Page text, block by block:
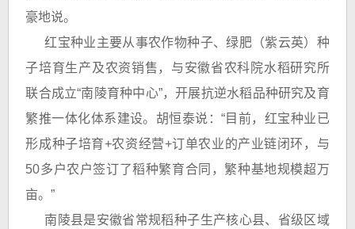
豪地说。
红宝种业主要从事农作物种子、绿肥（紫云英）种
子培育生产及农资销售，与安徽省农科院水稻研究所
联合成立“南陵育种中心”，开展抗逆水稻品种研究及育
繁推一体化体系建设。胡恒泰说：“目前，红宝种业已
形成种子培育+农资经营+订单农业的产业链闭环，与
50多户农户签订了稻种繁育合同，繁种基地规模超万
亩。”
南陵县是安徽省常规稻种子生产核心县、省级区域